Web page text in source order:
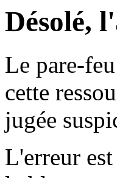
Désolé,
Le pare-
cette
jugée
L'erreur